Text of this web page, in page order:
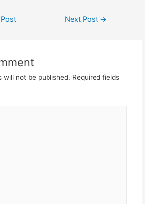
Next Post →
will not be published. Required fields